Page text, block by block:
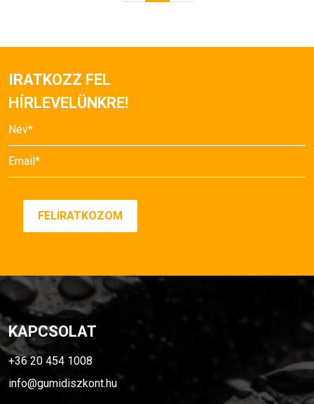
IRATKOZZ FEL
HÍRLEVELÜNKRE!
KAPCSOLAT
+36 20 454 1008
info@gumidiszkont.hu